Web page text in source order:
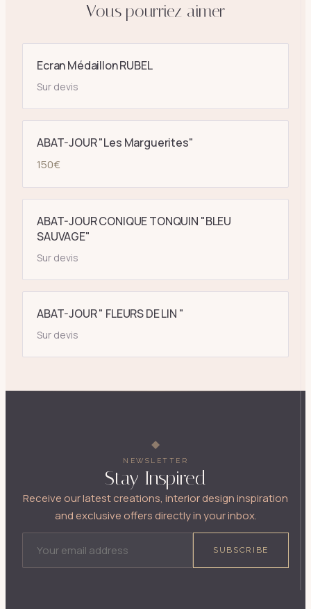
Vous pourriez aimer
Ecran Médaillon RUBEL
Sur devis
ABAT-JOUR "Les Marguerites"
150€
ABAT-JOUR CONIQUE TONQUIN "BLEU
SAUVAGE"
Sur devis
ABAT-JOUR " FLEURS DE LIN "
Sur devis
NEWSLETTER
Stay Inspired
Receive our latest creations, interior design inspiration
and exclusive offers directly in your inbox.
SUBSCRIBE